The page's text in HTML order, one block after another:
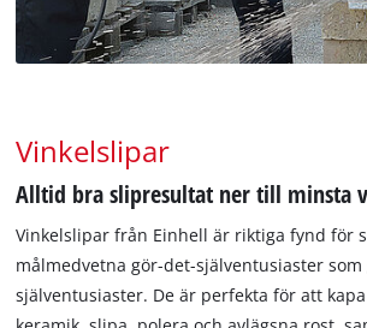
Vinkelslipar
Alltid bra slipresultat ner till minsta
Vinkelslipar från Einhell är riktiga fynd för
målmedvetna gör-det-själventusiaster som
själventusiaster. De är perfekta för att